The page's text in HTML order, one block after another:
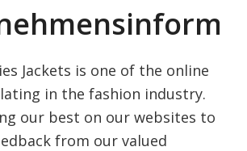
Jackets is one of the online
in the fashion industry.
our best on our websites to
from our valued